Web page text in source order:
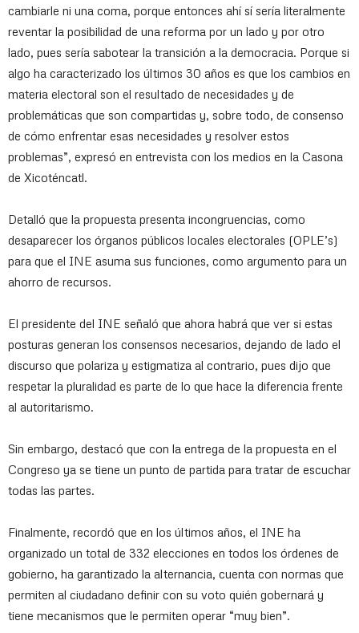
cambiarle ni una coma, porque entonces ahí sí sería literalmente
reventar la posibilidad de una reforma por un lado y por otro
lado, pues sería sabotear la transición a la democracia. Porque si
algo ha caracterizado los últimos 30 años es que los cambios en
materia electoral son el resultado de necesidades y de
problemáticas que son compartidas y, sobre todo, de consenso
de cómo enfrentar esas necesidades y resolver estos
problemas”, expresó en entrevista con los medios en la Casona
de Xicoténcatl.
Detalló que la propuesta presenta incongruencias, como
desaparecer los órganos públicos locales electorales (OPLE’s)
para que el INE asuma sus funciones, como argumento para un
ahorro de recursos.
El presidente del INE señaló que ahora habrá que ver si estas
posturas generan los consensos necesarios, dejando de lado el
discurso que polariza y estigmatiza al contrario, pues dijo que
respetar la pluralidad es parte de lo que hace la diferencia frente
al autoritarismo.
Sin embargo, destacó que con la entrega de la propuesta en el
Congreso ya se tiene un punto de partida para tratar de escuchar
todas las partes.
Finalmente, recordó que en los últimos años, el INE ha
organizado un total de 332 elecciones en todos los órdenes de
gobierno, ha garantizado la alternancia, cuenta con normas que
permiten al ciudadano definir con su voto quién gobernará y
tiene mecanismos que le permiten operar “muy bien”.